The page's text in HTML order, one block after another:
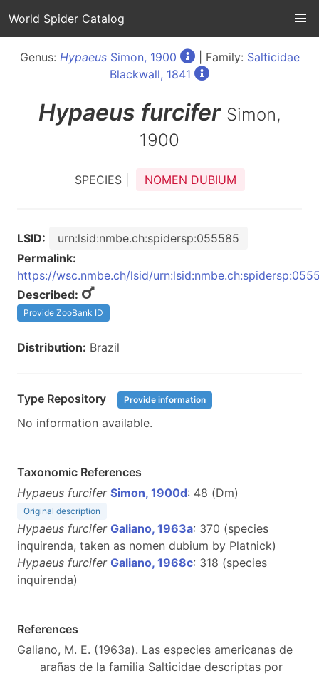
World Spider Catalog
Genus: HypaeusSimon, 1900 | Family: Salticidae
Blackwall, 1841
Hypaeus furcifer Simon,
1900
SPECIES | NOMEN DUBIUM
LSID:
urn:lsid:nmbe.ch:spidersp:055585
Permalink:
https://wsc.nmbe.ch/lsid/
Described:
Provide ZooBank ID
Distribution: Brazil
Type Repository Provide information
No information available.
Taxonomic References
Hypaeus furcifer Simon, 1900d: 48 (Dm)
Original description
Hypaeus furcifer Galiano, 1963a: 370 (species
inquirenda, taken as nomen dubium by Platnick)
Hypaeus furcifer Galiano, 1968c: 318 (species
inquirenda)
References
Galiano, M. E. (1963a). Las especies americanas de
arañas de la familia Salticidae descriptas por